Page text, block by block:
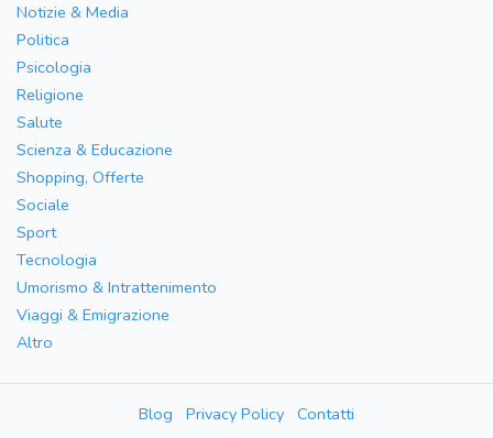
Notizie & Media
Politica
Psicologia
Religione
Salute
Scienza & Educazione
Shopping, Offerte
Sociale
Sport
Tecnologia
Umorismo & Intrattenimento
Viaggi & Emigrazione
Altro
Blog Privacy Policy Contatti